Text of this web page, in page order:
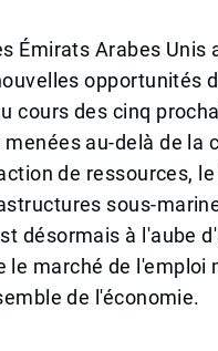
Émirats Arabes
opportunités
cours des cinq
au-delà de la
de ressources,
sous-
désormais à l'aube
le marché de l'emploi
de l'économie.